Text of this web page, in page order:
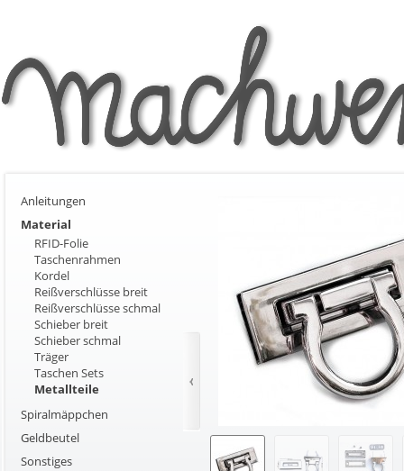
Anleitungen
Material
RFID-Folie
Taschenrahmen
Kordel
Reißverschlüsse breit
Reißverschlüsse schmal
Schieber breit
Schieber schmal
Träger
Taschen Sets
Metallteile
Spiralmäppchen
Geldbeutel
Sonstiges